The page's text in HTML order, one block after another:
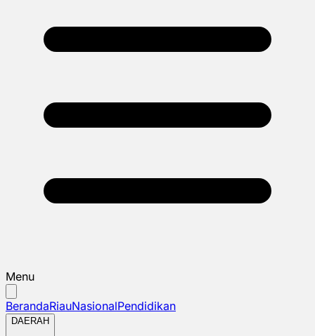
Menu
BerandaRiauNasionalPendidikan
DAERAH